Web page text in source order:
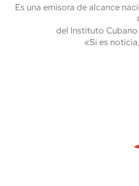
Es una emisora de alcance
del Instituto Cubano
«Si es